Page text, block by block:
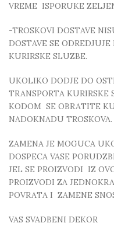
VREME ISPORUKE
-TROSKOVI DOSTAVE
DOSTAVE SE
KURIRSKE SLUZBE.
UKOLIKO DODJE DO
TRANSPORTA KURIRSKE
KODOM SE OBRATITE
NADOKNADU TROSKOVA.
ZAMENA JE MOGUCA
DOSPECA VASE
JEL SE PROIZVODI IZ
PROIZVODI ZA
POVRATA I ZAMENE
VAS SVADBENI DEKOR